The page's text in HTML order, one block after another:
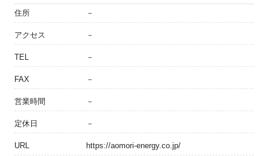
住所 －
アクセス －
TEL －
FAX －
営業時間 －
定休日 －
URL https://aomori-energy.co.jp/